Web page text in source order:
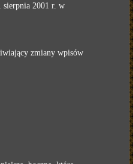
sierpnia 2001 r. w
zmiany wpisów